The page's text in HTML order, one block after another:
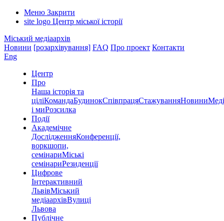
Меню Закрити
site logo Центр міської історії
Міський медіаархів
Новини [розархівування] FAQ Про проект Контакти
Eng
Центр
Про
Наша історія та
ціліКомандаБудинокСпівпрацяСтажуванняНовини
і миРозсилка
Події
Академічне
ДослідженняКонференції,
воркшопи,
семінариМіські
семінариРезиденції
Цифрове
Інтерактивний
ЛьвівМіський
медіаархівВулиці
Львова
Публічне